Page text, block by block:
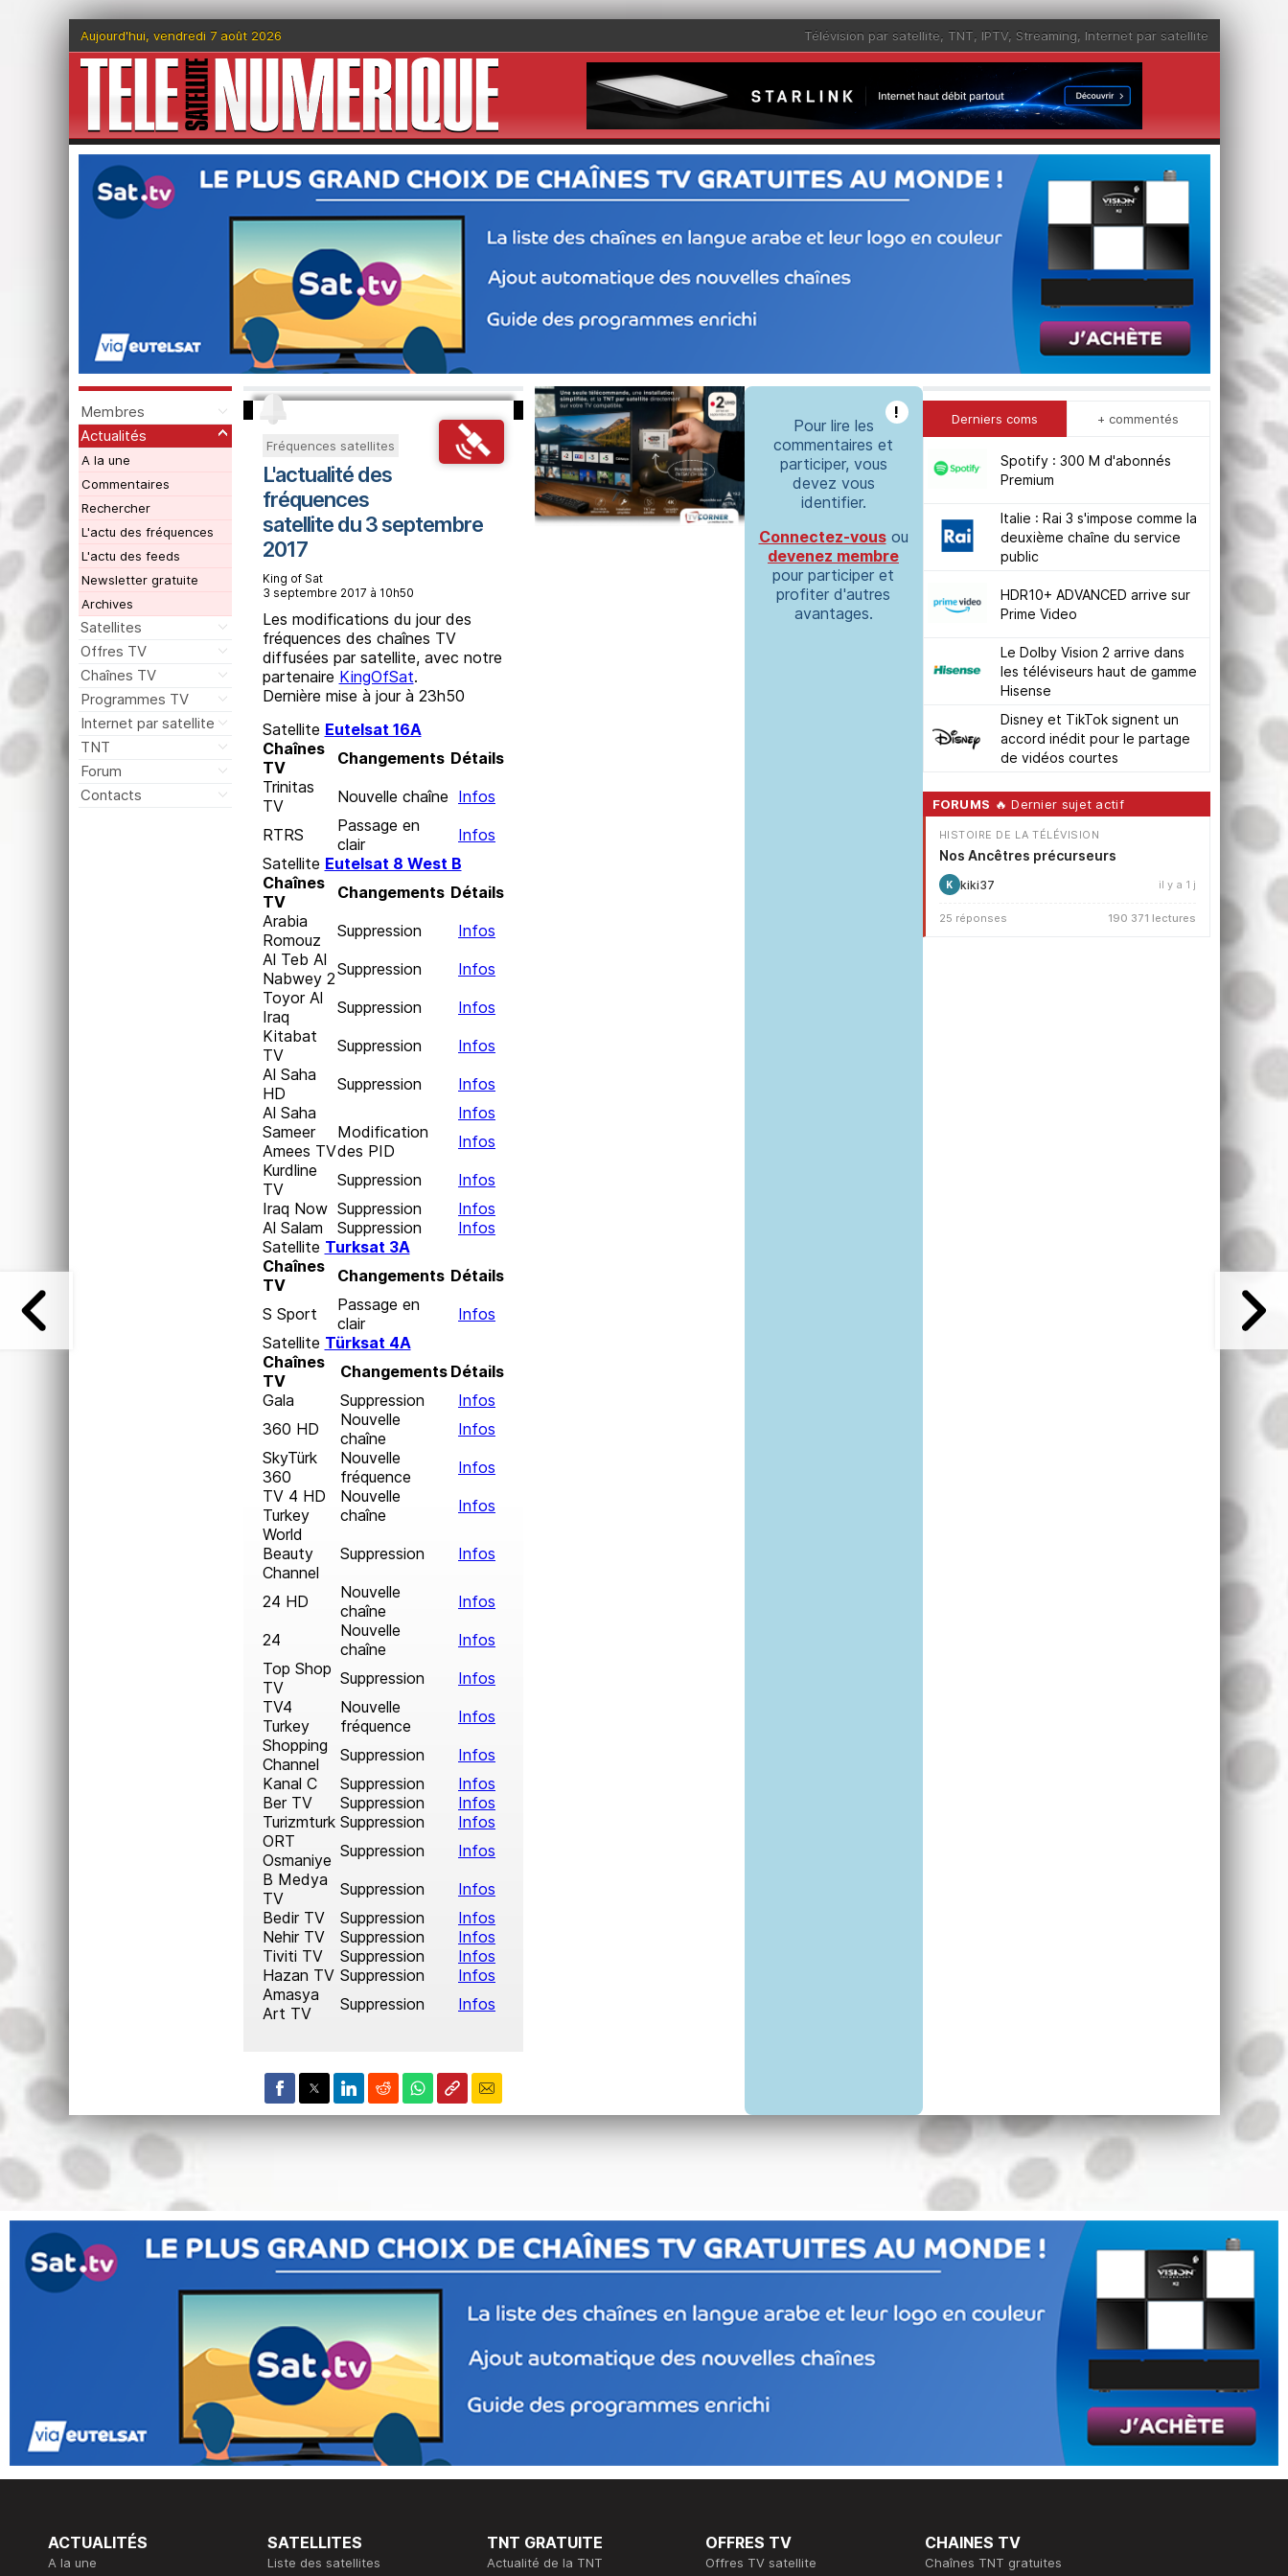
Aujourd'hui, vendredi 7 août 2026 Télévision par satellite, TNT, IPTV, Streaming, Internet par satellite
Membres
Actualités
A la une
Commentaires
Rechercher
L'actu des fréquences
L'actu des feeds
Newsletter gratuite
Archives
Satellites
Offres TV
Chaînes TV
Programmes TV
Internet par satellite
TNT
Forum
Contacts
Fréquences satellites
L'actualité des
fréquences
satellite du 3 septembre
2017
King of Sat
3 septembre 2017 à 10h50
Les modifications du jour des
fréquences des chaînes TV
diffusées par satellite, avec notre
partenaire KingOfSat.
Dernière mise à jour à 23h50
Satellite Eutelsat 16A
Chaînes
TV
Changements Détails
Trinitas
TV
Nouvelle chaîne Infos
RTRS
Passage en
clair
Infos
Satellite Eutelsat 8 West B
Chaînes
TV
Changements Détails
Arabia
Romouz
Suppression
Infos
Al Teb Al
Nabwey 2Suppression
Infos
Toyor Al
Iraq
Suppression
Infos
Kitabat
TV
Suppression
Infos
Al Saha
HD
Suppression
Infos
Al Saha
Infos
Sameer
Amees TV
Modification
des PID
Infos
Kurdline
TV
Suppression
Infos
Iraq Now Suppression
Infos
Al Salam
Suppression
Infos
Satellite Turksat 3A
Chaînes
TV
Changements Détails
S Sport
Passage en
clair
Infos
Satellite Türksat 4A
Chaînes
TV
Changements Détails
Gala
Suppression
Infos
360 HD
Nouvelle
chaîne
Infos
SkyTürk
360
Nouvelle
fréquence
Infos
TV 4 HD
Turkey
Nouvelle
chaîne
Infos
World
Beauty
Channel
Suppression Infos
24 HD
Nouvelle
chaîne
Infos
24
Nouvelle
chaîne
Infos
Top Shop
TV
Suppression
Infos
TV4
Turkey
Nouvelle
fréquence
Infos
Shopping
Channel
Suppression
Infos
Kanal C
Suppression
Infos
Ber TV
Suppression
Infos
Turizmturk Suppression
Infos
ORT
Osmaniye Suppression
Infos
B Medya
TV
Suppression
Infos
Bedir TV
Suppression
Infos
Nehir TV
Suppression
Infos
Tiviti TV
Suppression
Infos
Hazan TV Suppression
Infos
Amasya
Art TV
Suppression Infos
!
Pour lire les
commentaires et
participer, vous
devez vous
identifier.
Connectez-vousou
devenez membre
pour participer et
profiter d'autres
avantages.
Derniers coms + commentés
Spotify : 300 M d'abonnés
Premium
Italie : Rai 3 s'impose comme la
deuxième chaîne du service
public
HDR10+ ADVANCED arrive sur
Prime Video
Le Dolby Vision 2 arrive dans
les téléviseurs haut de gamme
Hisense
Disney et TikTok signent un
accord inédit pour le partage
de vidéos courtes
FORUMS 🔥 Dernier sujet actif
HISTOIRE DE LA TÉLÉVISION
Nos Ancêtres précurseurs
K kiki37 il y a 1 j
25 réponses 190 371 lectures
ACTUALITÉS
A la une
SATELLITES
Liste des satellites
TNT GRATUITE
Actualité de la TNT
OFFRES TV
Offres TV satellite
CHAINES TV
Chaînes TNT gratuites